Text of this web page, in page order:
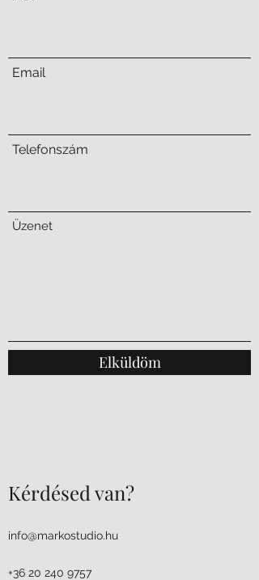
Email
Telefonszám
Üzenet
Elküldöm
Kérdésed van?
info@markostudio.hu
+36 20 240 9757